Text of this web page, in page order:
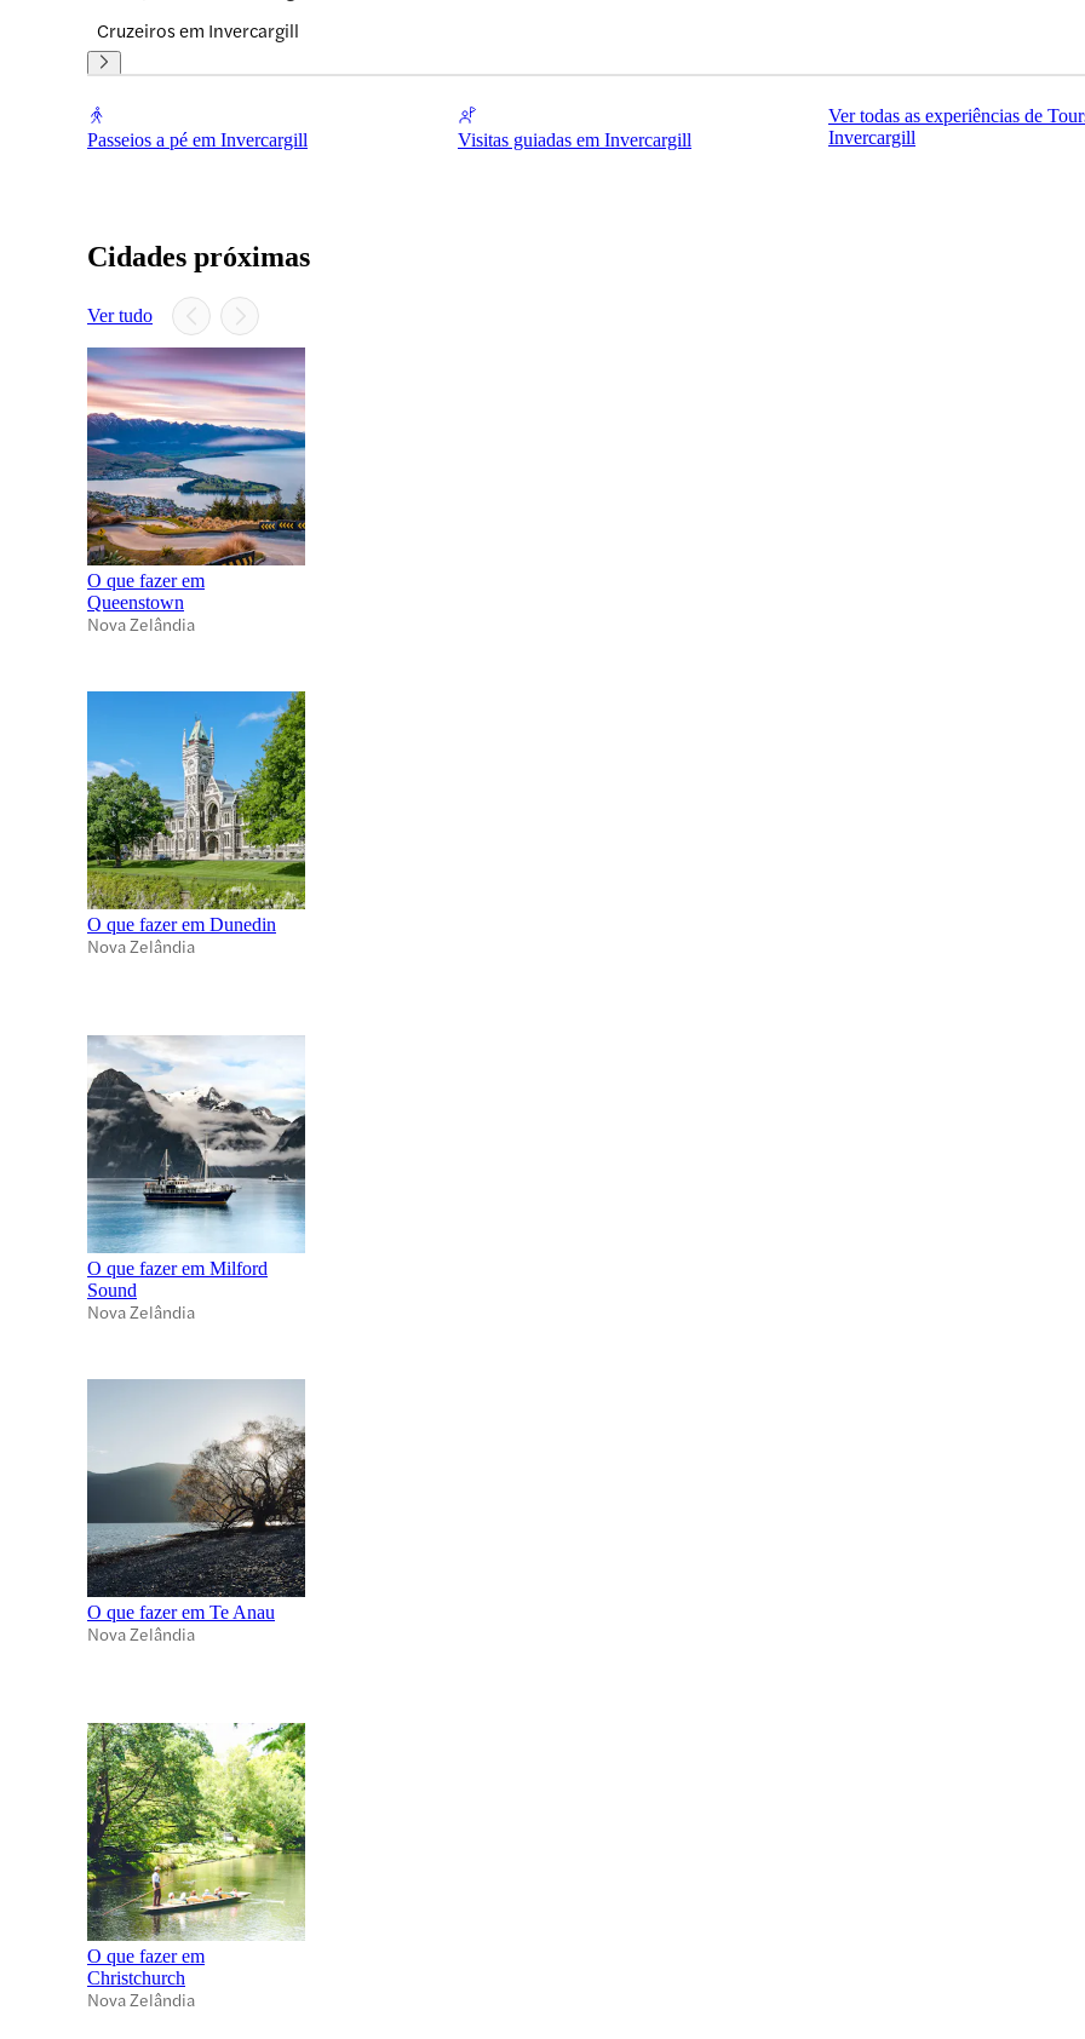
Cruzeiros em Invercargill
Passeios a pé em Invercargill Visitas guiadas em Invercargill
Ver todas as experiências de
Invercargill
Cidades próximas
Ver tudo
O que fazer em
Queenstown
Nova Zelândia
O que fazer em Dunedin
Nova Zelândia
O que fazer em Milford
Sound
Nova Zelândia
O que fazer em Te Anau
Nova Zelândia
O que fazer em
Christchurch
Nova Zelândia